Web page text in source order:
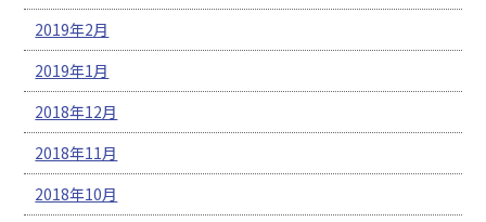
2019年2月
2019年1月
2018年12月
2018年11月
2018年10月